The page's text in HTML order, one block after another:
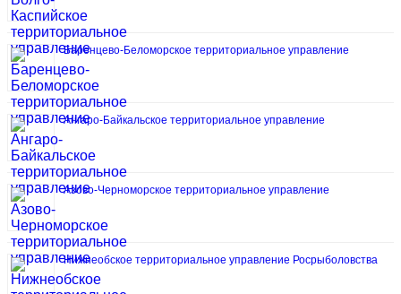
Баренцево-Беломорское территориальное управление
Ангаро-Байкальское территориальное управление
Азово-Черноморское территориальное управление
Нижнеобское территориальное управление Росрыболовства